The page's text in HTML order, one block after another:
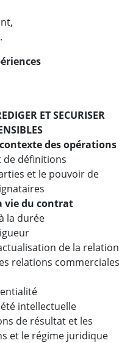
ET SECURISER
des opérations
de définitions
et le pouvoir de
vie du contrat
la durée
de la relation
relations commerciales
intellectuelle
de résultat et les
et le régime juridique